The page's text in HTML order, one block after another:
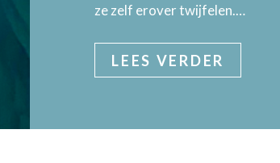
ze zelf erover twijfelen.…
LEES VERDER